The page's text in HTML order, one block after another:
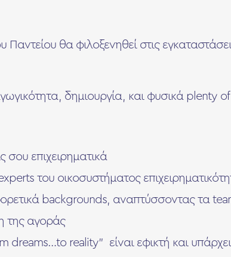
θα φιλοξενηθεί στις
δημιουργία, και φυσικά plenty
σου επιχειρηματικά
του οικοσυστήματος
backgrounds, αναπτύσσοντας τα
της αγοράς
dreams…to reality” είναι εφικτή και